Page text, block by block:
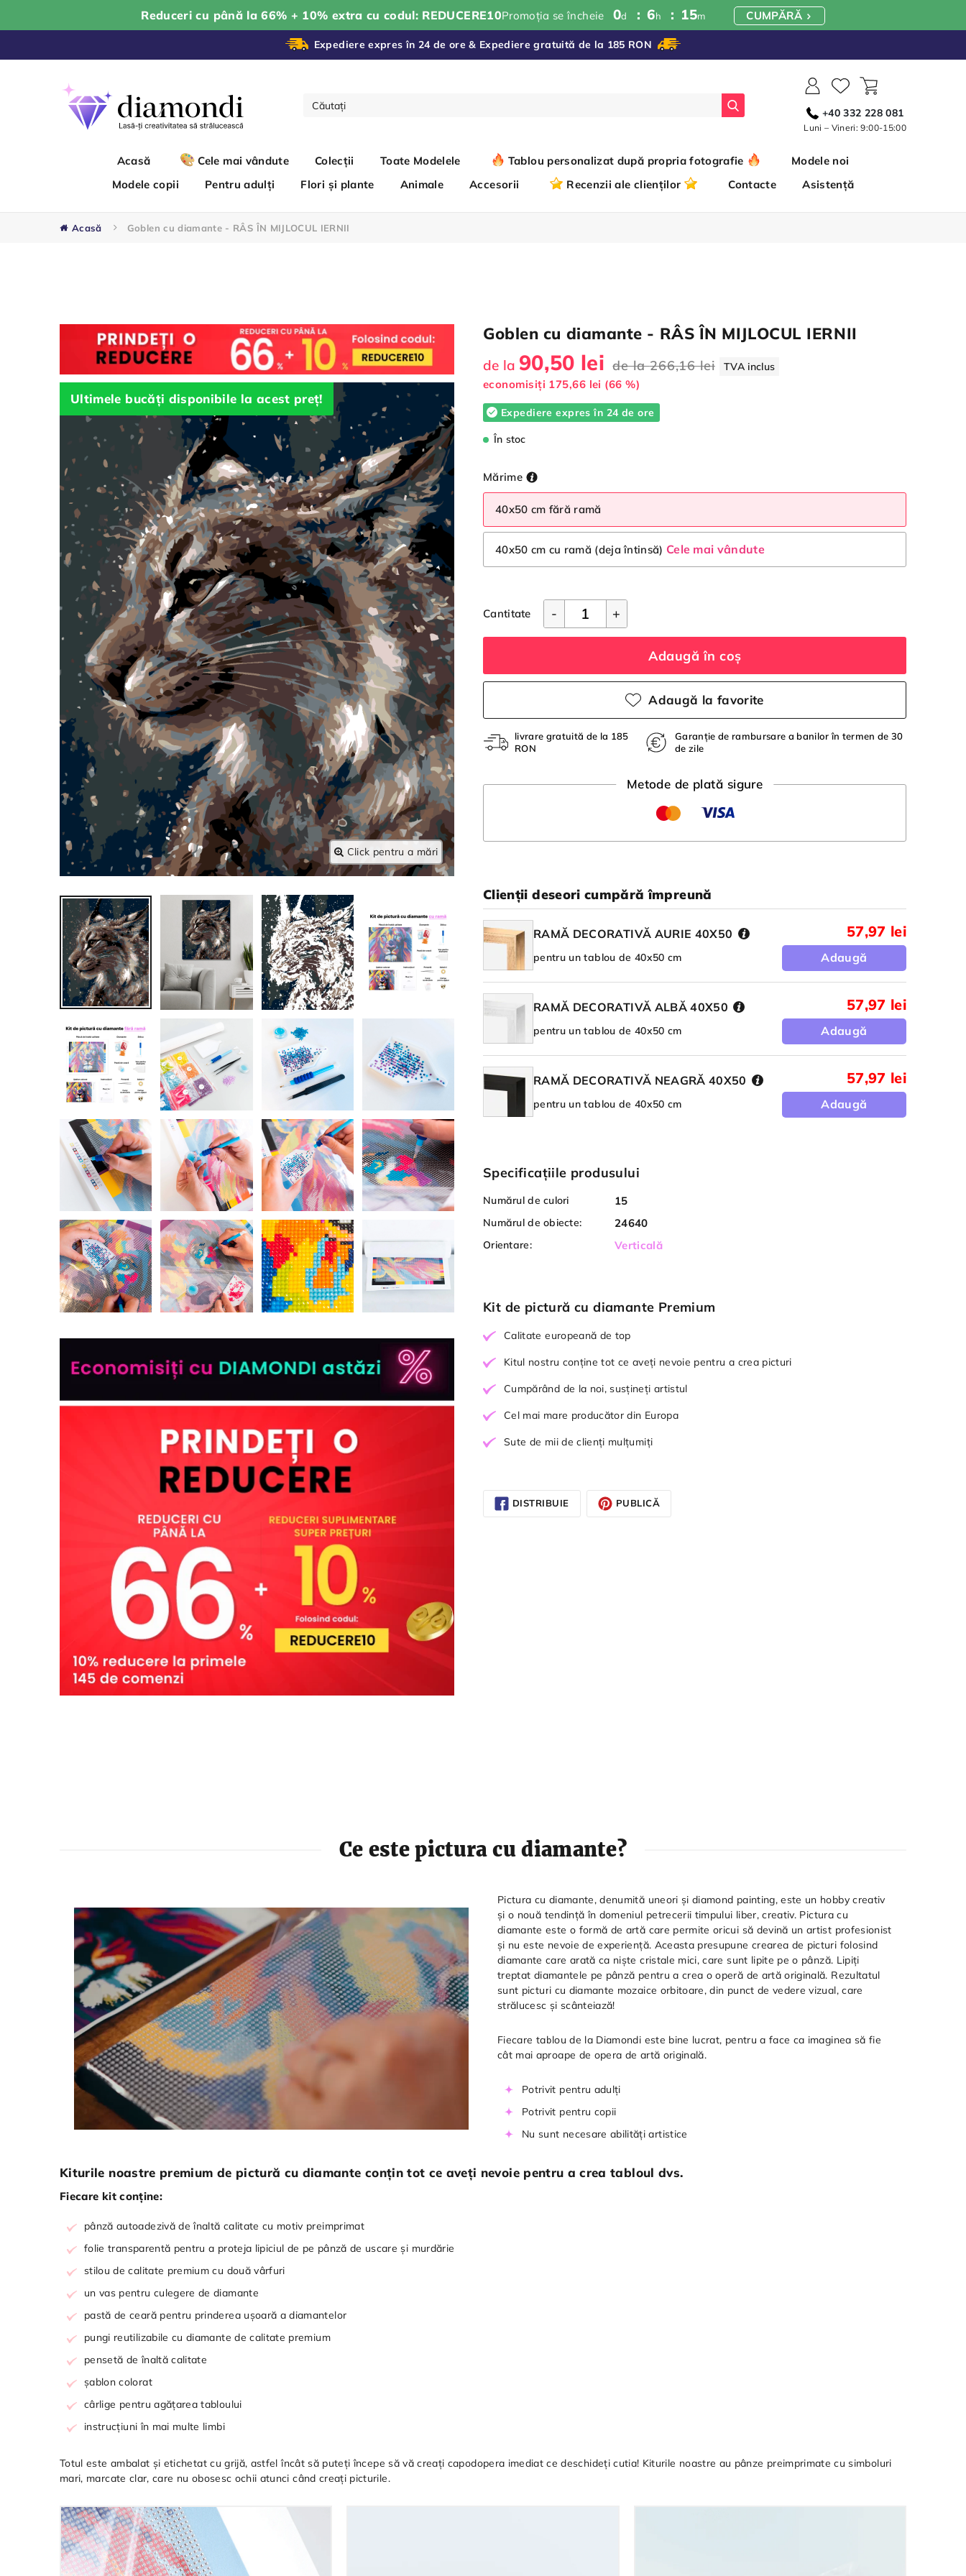
Reduceri cu până la 66% + 10% extra cu codul: REDUCERE10Promoția se încheie 0d 6h 15m CUMPĂRĂ
Expediere expres în 24 de ore & Expediere gratuită de la 185 RON
Căutați +40 332 228 081
Luni – Vineri: 9:00-15:00
Acasă Cele mai vândute Colecții Toate Modelele Tablou personalizat după propria fotografie
Modele noi
Modele copii
Pentru adulți Flori și plante Animale Accesorii Recenzii ale clienților Contacte Asistență
Acasă Goblen cu diamante - RÂS ÎN MIJLOCUL IERNII
Ultimele bucăți disponibile la acest preț!
Click pentru a mări
Goblen cu diamante - RÂS ÎN MIJLOCUL IERNII
de la 90,50 lei de la266,16 lei TVA inclus
economisiți 175,66 lei (66 %)
Expediere expres în 24 de ore
În stoc
Mărime
40x50 cm fără ramă
40x50 cm cu ramă (deja întinsă) Cele mai vândute
Cantitate - +
Adaugă în coș
Adaugă la favorite
livrare gratuită de la 185
RON
Garanție de rambursare a banilor în termen de 30
de zile
Metode de plată sigure
Clienții deseori cumpără împreună
RAMĂ DECORATIVĂ AURIE 40X50
pentru un tablou de 40x50 cm
57,97 lei
Adaugă
RAMĂ DECORATIVĂ ALBĂ 40X50
pentru un tablou de 40x50 cm
57,97 lei
Adaugă
RAMĂ DECORATIVĂ NEAGRĂ 40X50
pentru un tablou de 40x50 cm
57,97 lei
Adaugă
Specificațiile produsului
Numărul de culori 15
Numărul de obiecte: 24640
Orientare: Verticală
Kit de pictură cu diamante Premium
Calitate europeană de top
Kitul nostru conține tot ce aveți nevoie pentru a crea picturi
Cumpărând de la noi, susțineți artistul
Cel mai mare producător din Europa
Sute de mii de clienți mulțumiți
DISTRIBUIE PUBLICĂ
Ce este pictura cu diamante?
Pictura cu diamante, denumită uneori și diamond painting, este un hobby creativ
și o nouă tendință în domeniul petrecerii timpului liber, creativ. Pictura cu
diamante este o formă de artă care permite oricui să devină un artist profesionist
și nu este nevoie de experiență. Aceasta presupune crearea de picturi folosind
diamante care arată ca niște cristale mici, care sunt lipite pe o pânză. Lipiți
treptat diamantele pe pânză pentru a crea o operă de artă originală. Rezultatul
sunt picturi cu diamante mozaice orbitoare, din punct de vedere vizual, care
strălucesc și scânteiază!
Fiecare tablou de la Diamondi este bine lucrat, pentru a face ca imaginea să fie
cât mai aproape de opera de artă originală.
Potrivit pentru adulți
Potrivit pentru copii
Nu sunt necesare abilități artistice
Kiturile noastre premium de pictură cu diamante conțin tot ce aveți nevoie pentru a crea tabloul dvs.
Fiecare kit conține:
pânză autoadezivă de înaltă calitate cu motiv preimprimat
folie transparentă pentru a proteja lipiciul de pe pânză de uscare și murdărie
stilou de calitate premium cu două vârfuri
un vas pentru culegere de diamante
pastă de ceară pentru prinderea ușoară a diamantelor
pungi reutilizabile cu diamante de calitate premium
pensetă de înaltă calitate
șablon colorat
cârlige pentru agățarea tabloului
instrucțiuni în mai multe limbi
Totul este ambalat și etichetat cu grijă, astfel încât să puteți începe să vă creați capodopera imediat ce deschideți cutia! Kiturile noastre au pânze preimprimate cu simboluri
mari, marcate clar, care nu obosesc ochii atunci când creați picturile.